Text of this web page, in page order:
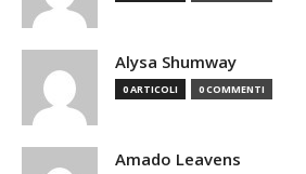
Alysa Shumway
0 ARTICOLI 0 COMMENTI
Amado Leavens